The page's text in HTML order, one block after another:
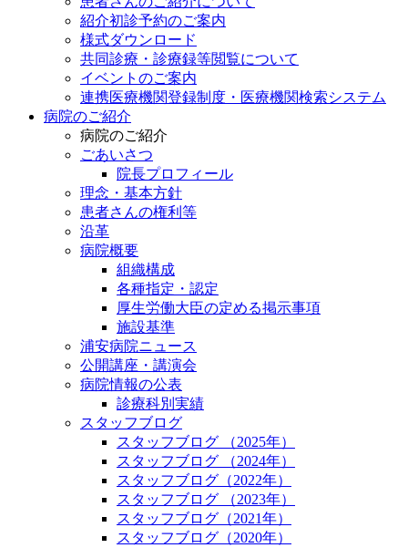
紹介初診予約のご案内
様式ダウンロード
共同診療・診療録等閲覧について
イベントのご案内
連携医療機関登録制度・医療機関検索システム
病院のご紹介
病院のご紹介
ごあいさつ
院長プロフィール
理念・基本方針
患者さんの権利等
沿革
病院概要
組織構成
各種指定・認定
厚生労働大臣の定める掲示事項
施設基準
浦安病院ニュース
公開講座・講演会
病院情報の公表
診療科別実績
スタッフブログ
スタッフブログ （2025年）
スタッフブログ （2024年）
スタッフブログ（2022年）
スタッフブログ （2023年）
スタッフブログ（2021年）
スタッフブログ（2020年）